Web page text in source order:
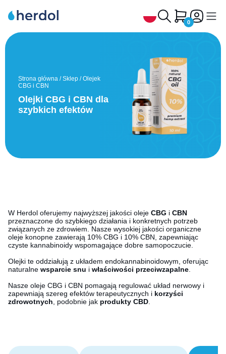
0
Herbata konopna CBD
Olejek CBG i CBN
Kapsułki CBD
Ekstrakty CBD, CBG, CBN
Kontakt
Strona główna /Sklep /Olejek
CBG i CBN
Olejki CBG i CBN dla
szybkich efektów
W Herdol oferujemy najwyższej jakości oleje CBG i CBN
przeznaczone do szybkiego działania i konkretnych potrzeb
związanych ze zdrowiem. Nasze wysokiej jakości organiczne
oleje konopne zawierają 10% CBG i 10% CBN, zapewniając
czyste kannabinoidy wspomagające dobre samopoczucie.
Olejki te oddziałują z układem endokannabinoidowym, oferując
naturalne wsparcie snu i właściwości przeciwzapalne
Nasze oleje CBG i CBN pomagają regulować układ nerwowy i
zapewniają szereg efektów terapeutycznych i korzyści
zdrowotnych , podobnie jak produkty CBD